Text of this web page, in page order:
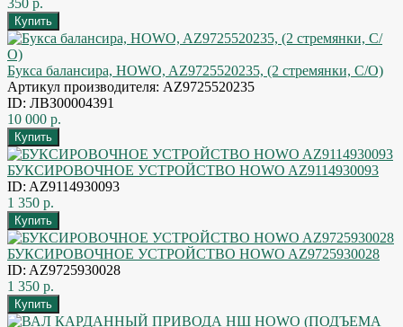
Букса балансира, HOWO, AZ9725520235, (2 стремянки, С/О)
Артикул производителя: AZ9725520235
ID: ЛВЗ00004391
10 000 р.
БУКСИРОВОЧНОЕ УСТРОЙСТВО HOWO AZ9114930093
ID: AZ9114930093
1 350 р.
БУКСИРОВОЧНОЕ УСТРОЙСТВО HOWO AZ9725930028
ID: AZ9725930028
1 350 р.